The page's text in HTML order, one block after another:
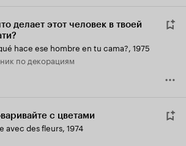
делает этот человек в твоей
hace ese hombre en tu cama?, 1975
по декорациям
с цветами
avec des fleurs, 1974